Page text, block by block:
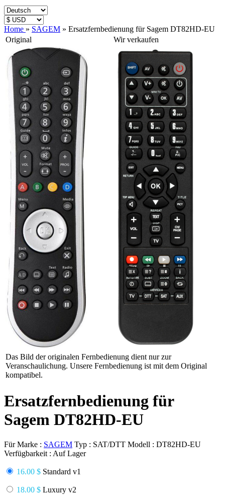
Home » SAGEM » Ersatzfernbedienung für Sagem DT82HD-EU
Original
Wir verkaufen
Das Bild der originalen Fernbedienung dient nur zur
Veranschaulichung. Unsere Fernbedienung ist mit dem Original
kompatibel.
Ersatzfernbedienung für
Sagem DT82HD-EU
Für Marke : SAGEM Typ : SAT/DTT Modell : DT82HD-EU
Verfügbarkeit : Auf Lager
16.00 $ Standard v1
18.00 $ Luxury v2